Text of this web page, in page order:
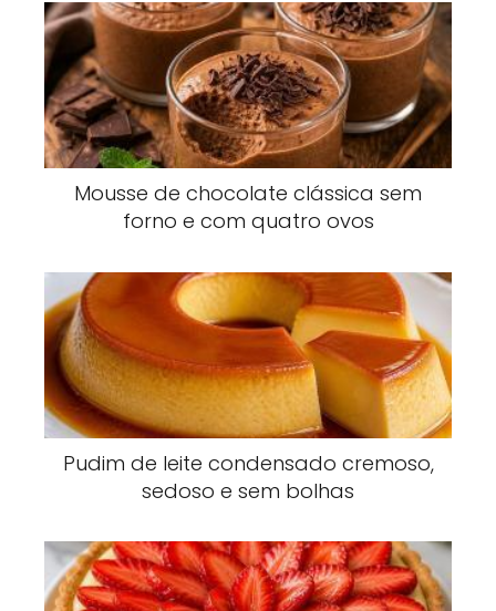
Mousse de chocolate clássica sem
forno e com quatro ovos
Pudim de leite condensado cremoso,
sedoso e sem bolhas